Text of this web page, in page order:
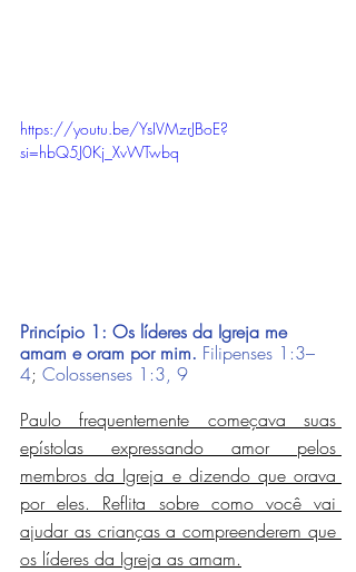
https://youtu.be/YsIVMzrJBoE?
si=hbQ5J0Kj_XvWTwbq
Princípio 1: Os líderes da Igreja me
amam e oram por mim. Filipenses 1:3–
4; Colossenses 1:3, 9
Paulo frequentemente começava suas
epístolas expressando amor pelos
membros da Igreja e dizendo que orava
por eles. Reflita sobre como você vai
ajudar as crianças a compreenderem que
os líderes da Igreja as amam.